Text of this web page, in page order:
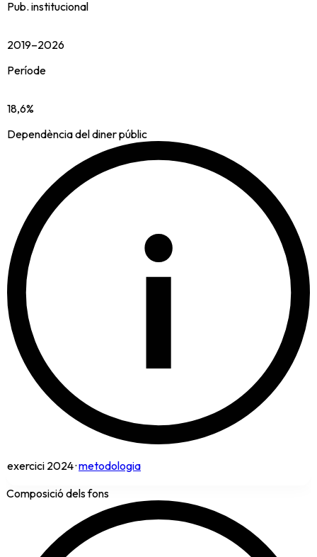
Pub. institucional
2019–2026
Període
18,6%
Dependència del diner públic
i
exercici 2024·metodologia
Composició dels fons